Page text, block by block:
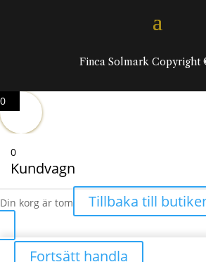
Finca Solmark Copyright
0
0
Kundvagn
Din korg är tom Tillbaka till
Fortsätt handla